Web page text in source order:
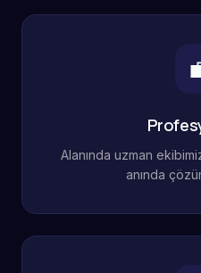
Alanında uzman
anında